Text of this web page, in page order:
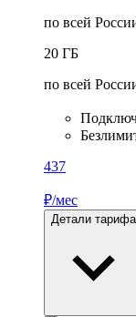
по всей
20 ГБ
по всей
437
₽/мес
Детали тарифа